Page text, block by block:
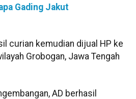
Gading Jakut
curian kemudian dijual HP ke
Grobogan, Jawa Tengah
AD berhasil